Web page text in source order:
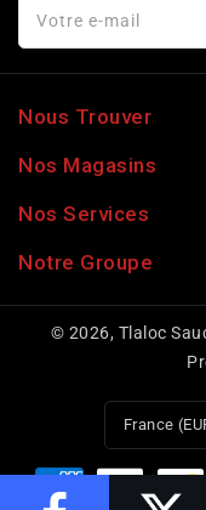
Votre e-mail
Nous Trouver
Nos Magasins
Nos Services
Notre Groupe
© 2026, Tlaloc
France
Moyens